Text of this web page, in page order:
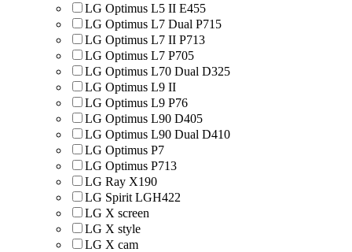
LG Optimus L5 II E455
LG Optimus L7 Dual P715
LG Optimus L7 II P713
LG Optimus L7 P705
LG Optimus L70 Dual D325
LG Optimus L9 II
LG Optimus L9 P76
LG Optimus L90 D405
LG Optimus L90 Dual D410
LG Optimus P7
LG Optimus P713
LG Ray X190
LG Spirit LGH422
LG X screen
LG X style
LG Х cam